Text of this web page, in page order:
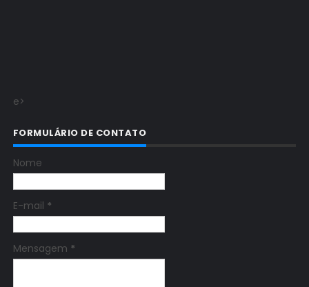
e>
FORMULÁRIO DE CONTATO
Nome
E-mail *
Mensagem *